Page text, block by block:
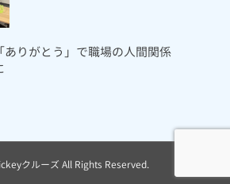
ありがとう」で職場の人間関係
クルーズ All Rights Reserved.